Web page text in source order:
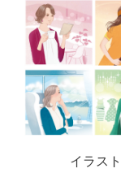
イラスト